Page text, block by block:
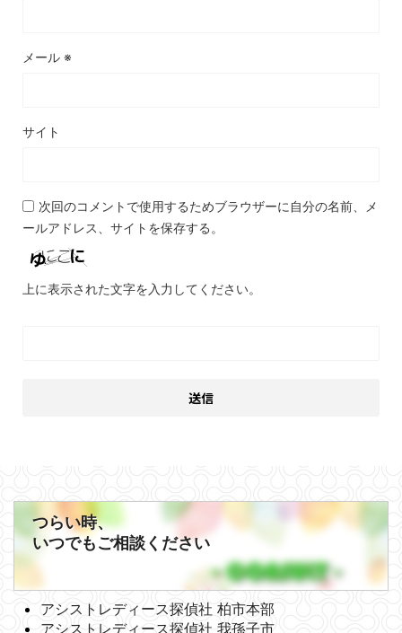
メール ※
サイト
次回のコメントで使用するためブラウザーに自分の名前、メ
ールアドレス、サイトを保存する。
上に表示された文字を入力してください。
つらい時、
いつでもご相談ください
アシストレディース探偵社 柏市本部
アシストレディース探偵社 我孫子市